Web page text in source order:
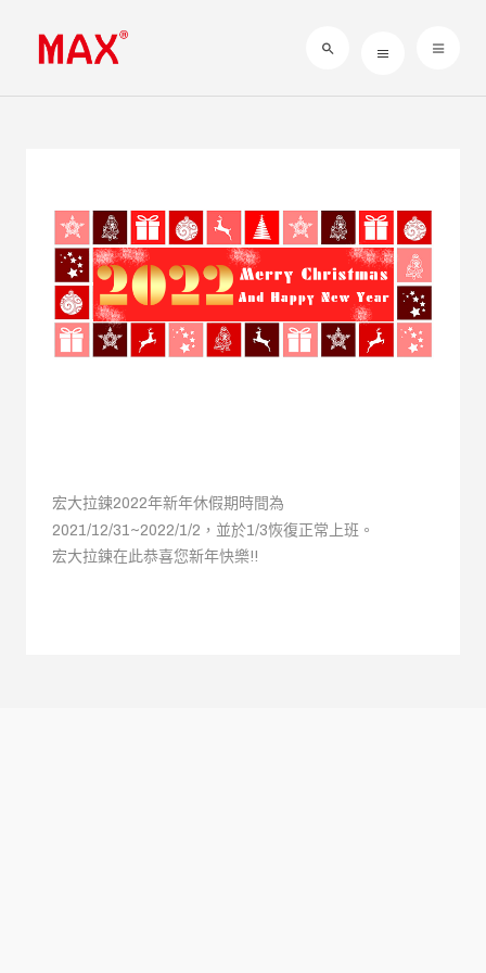
宏大拉鍊2022年新年休假期時間為
2021/12/31~2022/1/2，並於1/3恢復正常上班。
宏大拉鍊在此恭喜您新年快樂!!